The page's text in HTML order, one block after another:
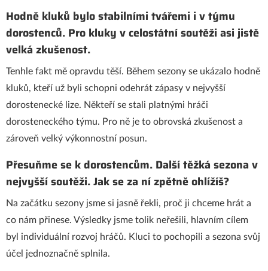
Hodně kluků bylo stabilními tvářemi i v týmu
dorostenců. Pro kluky v celostátní soutěži asi jistě
velká zkušenost.
Tenhle fakt mě opravdu těší. Během sezony se ukázalo hodně
kluků, kteří už byli schopni odehrát zápasy v nejvyšší
dorostenecké lize. Někteří se stali platnými hráči
dorosteneckého týmu. Pro ně je to obrovská zkušenost a
zároveň velký výkonnostní posun.
Přesuňme se k dorostencům. Další těžká sezona v
nejvyšší soutěži. Jak se za ní zpětně ohlížíš?
Na začátku sezony jsme si jasně řekli, proč ji chceme hrát a
co nám přinese. Výsledky jsme tolik neřešili, hlavním cílem
byl individuální rozvoj hráčů. Kluci to pochopili a sezona svůj
účel jednoznačně splnila.